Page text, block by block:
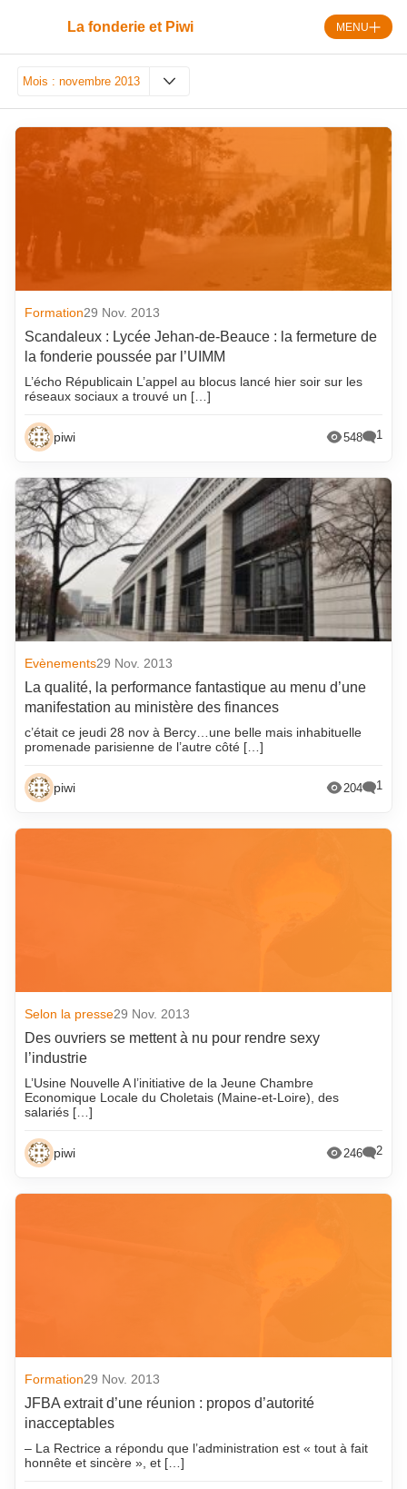
La fonderie et Piwi MENU
Mois : novembre 2013
août 2026
juillet 2026
février 2026
janvier 2026
décembre 2025
novembre 2025
octobre 2025
septembre 2025
août 2025
juillet 2025
juin 2025
mai 2025
avril 2025
mars 2025
février 2025
janvier 2025
décembre 2024
novembre 2024
octobre 2024
septembre 2024
août 2024
février 2024
janvier 2024
décembre 2023
novembre 2023
octobre 2023
septembre 2023
février 2023
janvier 2023
décembre 2022
novembre 2022
octobre 2022
septembre 2018
août 2018
juillet 2018
juin 2018
février 2018
janvier 2018
décembre 2017
septembre 2017
août 2017
juillet 2017
juin 2017
mai 2017
avril 2017
février 2017
janvier 2017
décembre 2016
septembre 2016
février 2016
décembre 2015
mars 2015
janvier 2015
décembre 2014
Formation29 Nov. 2013
Scandaleux : Lycée Jehan-de-Beauce : la fermeture de
la fonderie poussée par l’UIMM
L’écho Républicain L’appel au blocus lancé hier soir sur les
réseaux sociaux a trouvé un […]
piwi 548 1
Evènements29 Nov. 2013
La qualité, la performance fantastique au menu d’une
manifestation au ministère des finances
c’était ce jeudi 28 nov à Bercy…une belle mais inhabituelle
promenade parisienne de l’autre côté […]
piwi 204 1
Selon la presse29 Nov. 2013
Des ouvriers se mettent à nu pour rendre sexy
l’industrie
L’Usine Nouvelle A l’initiative de la Jeune Chambre
Economique Locale du Choletais (Maine-et-Loire), des
salariés […]
piwi 246 2
Formation29 Nov. 2013
JFBA extrait d’une réunion : propos d’autorité
inacceptables
– La Rectrice a répondu que l’administration est « tout à fait
honnête et sincère », et […]